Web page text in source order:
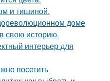
и тишиной.
доме
свою историю.
интерьер для
посетить